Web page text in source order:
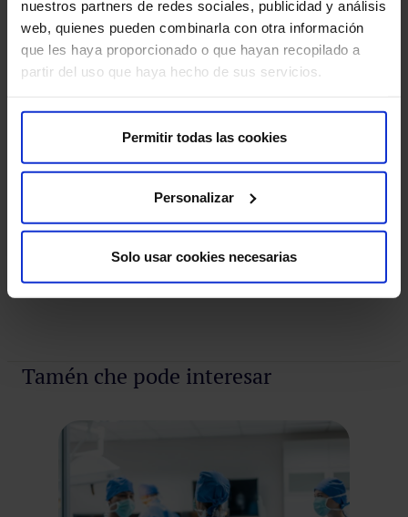
nuestros partners de redes sociales, publicidad y análisis
web, quienes pueden combinarla con otra información
que les haya proporcionado o que hayan recopilado a
partir del uso que haya hecho de sus servicios.
Permitir todas las cookies
Personalizar
Solo usar cookies necesarias
Os nosos médicos
Pedir cita
Pide unha cita
Tamén che pode interesar